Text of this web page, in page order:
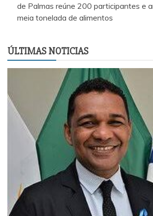
de Palmas reúne 200 participantes e
meia tonelada de alimentos
ÚLTIMAS NOTICIAS